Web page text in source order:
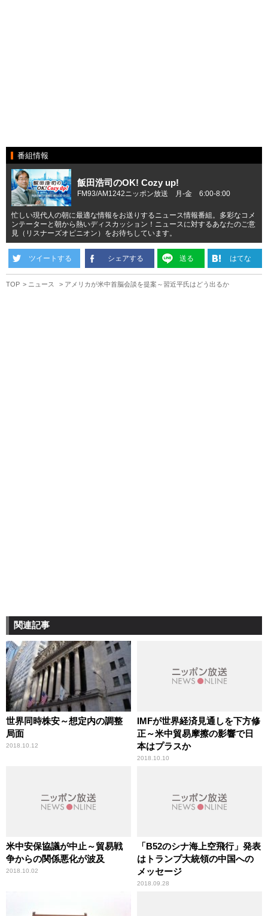
番組情報
飯田浩司のOK! Cozy up!
FM93/AM1242ニッポン放送 月-金 6:00-8:00
忙しい現代人の朝に最適な情報をお送りするニュース情報番組。多彩なコメ
ンテーターと朝から熱いディスカッション！ニュースに対するあなたのご意
見（リスナーズオピニオン）をお待ちしています。
ツイートする シェアする 送る はてな
TOP ニュース アメリカが米中首脳会談を提案～習近平氏はどう出るか
関連記事
世界同時株安～想定内の調整
局面
2018.10.12
IMFが世界経済見通しを下方修
正～米中貿易摩擦の影響で日
本はプラスか
2018.10.10
米中安保協議が中止～貿易戦
争からの関係悪化が波及
2018.10.02
「B52のシナ海上空飛行」発表
はトランプ大統領の中国への
メッセージ
2018.09.28